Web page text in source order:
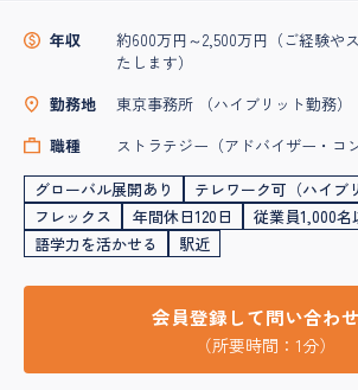
年収
約600万円～2,500万円（ご経験や
たします）
勤務地
東京事務所 （ハイブリット勤務）
職種
ストラテジー（アドバイザー・コ
グローバル展開あり
テレワーク可（ハイブ
フレックス
年間休日120日
従業員1,000名
語学力を活かせる
駅近
会員登録して問い合わ
（所要時間：1分）